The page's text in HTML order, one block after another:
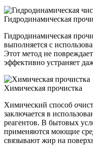
Гидродинамическая
Гидродинамическая
выполняется с
Этот метод не
эффективно устраняет
Химическая прочистка
Химический способ
заключается в
реагентов. В бытовых
применяются моющие
связывают жир на